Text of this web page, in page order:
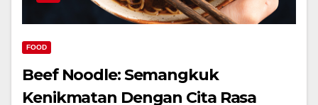
FOOD
Beef Noodle: Semangkuk
Kenikmatan Dengan Cita Rasa